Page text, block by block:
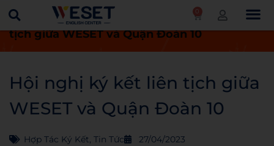
0
Trang chủ Tin tức
Hội nghị ký kết liên
tịch giữa WESET và Quận Đoàn 10
Hội nghị ký kết liên tịch giữa
WESET và Quận Đoàn 10
Hợp Tác Ký Kết, Tin Tức 27/04/2023